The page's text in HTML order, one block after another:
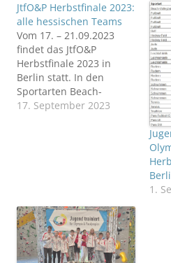
JtfO&P Herbstfinale 2023:
alle hessischen Teams
Vom 17. – 21.09.2023
findet das JtfO&P
Herbstfinale 2023 in
Berlin statt. In den
Sportarten Beach-
Volleyball, Fußball, Golf,
Fußball, Leichtathletik
und Schwimmen werden
die Bundessieger
ermittelt.Für Hessen sind
in diesem Jahr 32 Teams
17. September 2023
1.